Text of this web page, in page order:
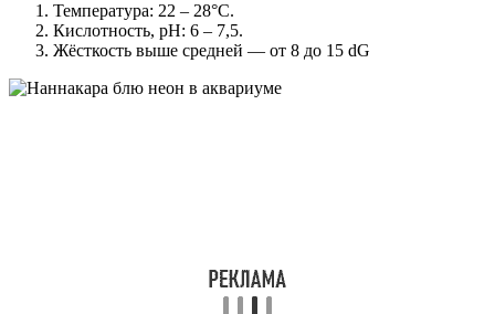
Температура: 22 – 28°С.
Кислотность, pH: 6 – 7,5.
Жёсткость выше средней — от 8 до 15 dG